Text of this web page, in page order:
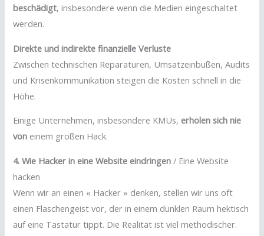
beschädigt, insbesondere wenn die Medien eingeschaltet
werden.
Direkte und indirekte finanzielle Verluste
Zwischen technischen Reparaturen, Umsatzeinbußen, Audits
und Krisenkommunikation steigen die Kosten schnell in die
Höhe.
Einige Unternehmen, insbesondere KMUs, erholen sich nie
von einem großen Hack.
4. Wie Hacker in eine Website eindringen / Eine Website
hacken
Wenn wir an einen « Hacker » denken, stellen wir uns oft
einen Flaschengeist vor, der in einem dunklen Raum hektisch
auf eine Tastatur tippt. Die Realität ist viel methodischer.